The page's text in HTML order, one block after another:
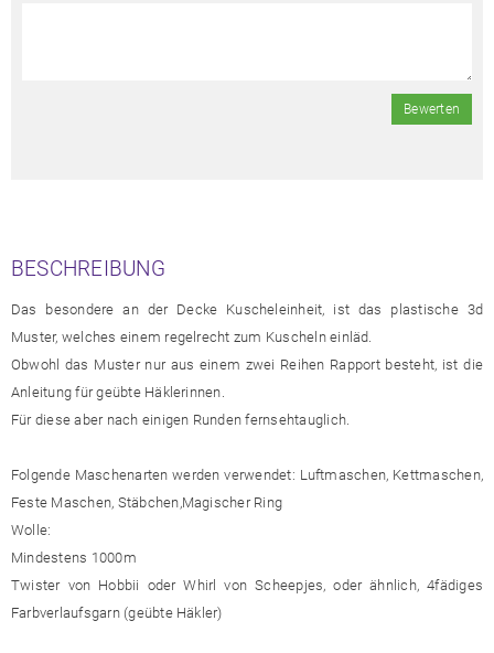
Bewerten
BESCHREIBUNG
Das besondere an der Decke Kuscheleinheit, ist das plastische 3d
Muster, welches einem regelrecht zum Kuscheln einläd.
Obwohl das Muster nur aus einem zwei Reihen Rapport besteht, ist die
Anleitung für geübte Häklerinnen.
Für diese aber nach einigen Runden fernsehtauglich.
Folgende Maschenarten werden verwendet: Luftmaschen, Kettmaschen,
Feste Maschen, Stäbchen,Magischer Ring
Wolle:
Mindestens 1000m
Twister von Hobbii oder Whirl von Scheepjes, oder ähnlich, 4fädiges
Farbverlaufsgarn (geübte Häkler)